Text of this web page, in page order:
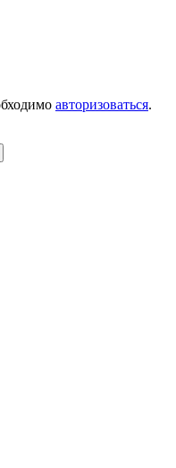
авторизоваться.